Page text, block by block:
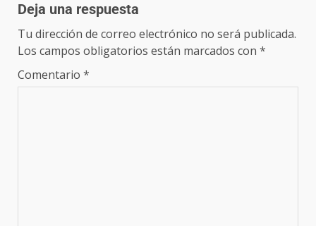
Deja una respuesta
Tu dirección de correo electrónico no será publicada.
Los campos obligatorios están marcados con *
Comentario *